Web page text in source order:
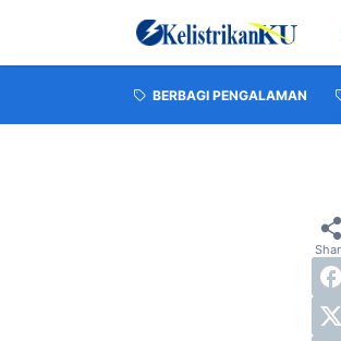
BERBAGI PENGALAMAN